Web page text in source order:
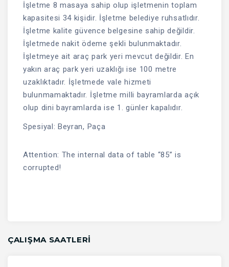
İşletme 8 masaya sahip olup işletmenin toplam
kapasitesi 34 kişidir. İşletme belediye ruhsatlıdır.
İşletme kalite güvence belgesine sahip değildir.
İşletmede nakit ödeme şekli bulunmaktadır.
İşletmeye ait araç park yeri mevcut değildir. En
yakın araç park yeri uzaklığı ise 100 metre
uzaklıktadır. İşletmede vale hizmeti
bulunmamaktadır. İşletme milli bayramlarda açık
olup dini bayramlarda ise 1. günler kapalıdır.
Spesiyal: Beyran, Paça
Attention: The internal data of table “85” is
corrupted!
ÇALIŞMA SAATLERI